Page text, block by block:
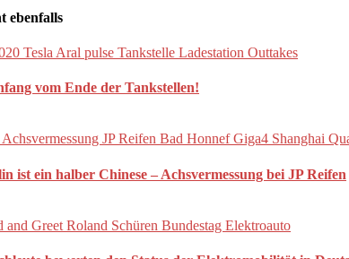
ebenfalls
vom Ende der Tankstellen!
ist ein halber Chinese – Achsvermessung bei JP Reifen